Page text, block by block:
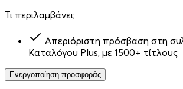
Τι περιλαμβάνει;
Απεριόριστη πρόσβαση στη
Καταλόγου Plus, με 1500+ τίτλους
Ενεργοποίηση προσφοράς